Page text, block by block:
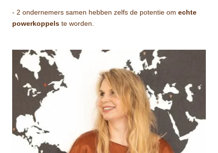
- 2 ondernemers samen hebben zelfs de potentie om echte
powerkoppels te worden.